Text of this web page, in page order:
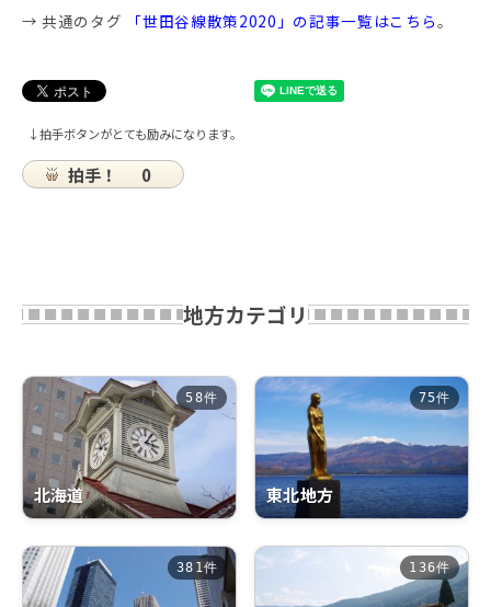
→ 共通のタグ 「世田谷線散策2020」の記事一覧はこちら。
↓拍手ボタンがとても励みになります。
拍手！ 0
地方カテゴリ
58件
北海道
75件
東北地方
381件 136件